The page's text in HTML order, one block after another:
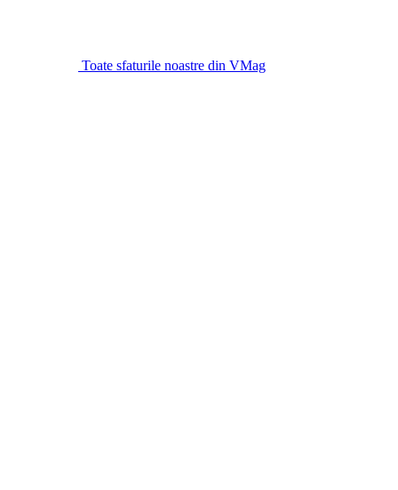
Toate sfaturile noastre din VMag